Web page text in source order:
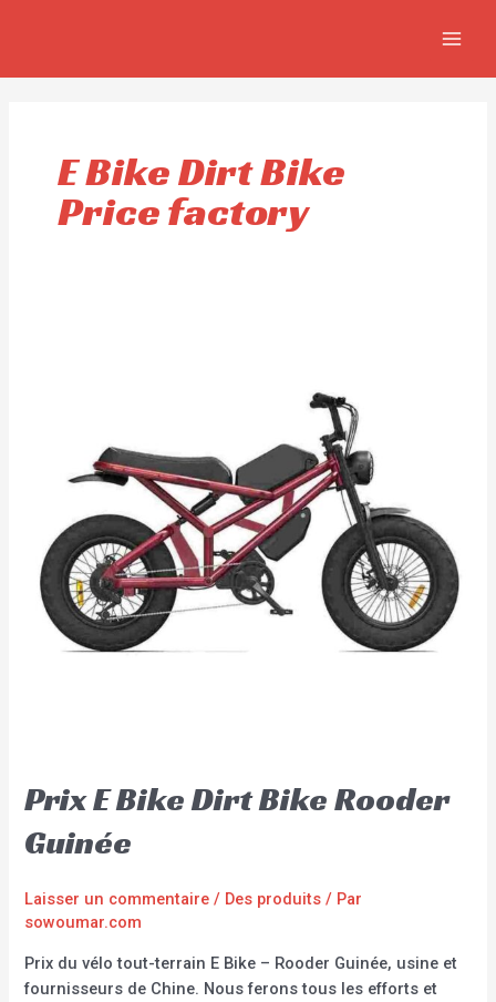
E Bike Dirt Bike
Price factory
Prix E Bike Dirt Bike Rooder
Guinée
Laisser un commentaire / Des produits / Par
sowoumar.com
Prix du vélo tout-terrain E Bike – Rooder Guinée, usine et
fournisseurs de Chine. Nous ferons tous les efforts et